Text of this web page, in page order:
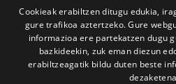
Cookieak erabiltzen ditugu edukia,
gure trafikoa aztertzeko. Gure
informazioa ere partekatzen dugu
bazkideekin, zuk eman diezun
erabiltzeagatik bildu duten beste